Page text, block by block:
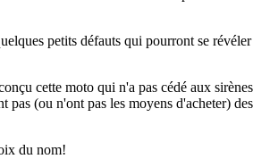
petits défauts qui pourront se
cette moto qui n'a pas cédé aux
(ou n'ont pas les moyens d'acheter)
du nom!